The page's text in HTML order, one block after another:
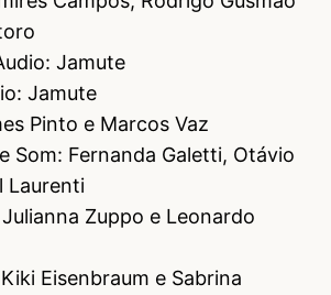
Jamute
Jamute
Pinto e Marcos Vaz
Som: Fernanda Galetti, Otávio
Laurenti
Zuppo e Leonardo
Eisenbraum e Sabrina